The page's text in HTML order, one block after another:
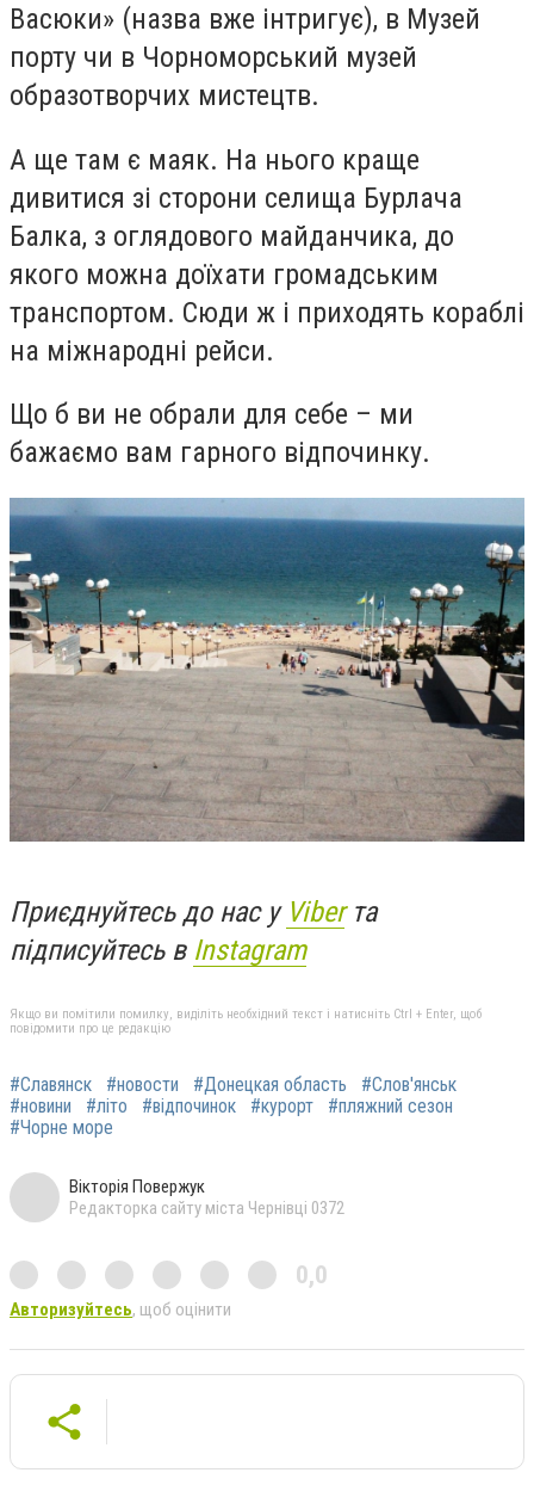
Васюки» (назва вже інтригує), в Музей
порту чи в Чорноморський музей
образотворчих мистецтв.
А ще там є маяк. На нього краще
дивитися зі сторони селища Бурлача
Балка, з оглядового майданчика, до
якого можна доїхати громадським
транспортом. Сюди ж і приходять кораблі
на міжнародні рейси.
Що б ви не обрали для себе – ми
бажаємо вам гарного відпочинку.
Приєднуйтесь до нас у Viberта
підписуйтесь в Instagram
Якщо ви помітили помилку, виділіть необхідний текст і натисніть Ctrl + Enter, щоб
повідомити про це редакцію
#Славянск #новости #Донецкая область
#Слов'янськ
#новини
#літо #відпочинок #курорт
#пляжний сезон
#Чорне море
Вікторія Повержук
Редакторка сайту міста Чернівці 0372
0,0
Авторизуйтесь, щоб оцінити